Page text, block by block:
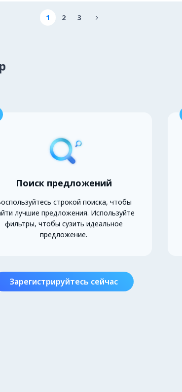
1 2 3 
Поиск предложений
строкой поиска, чтобы
лучшие предложения. Используйте
фильтры, чтобы сузить идеальное
предложение.
Зарегистрируйтесь сейчас